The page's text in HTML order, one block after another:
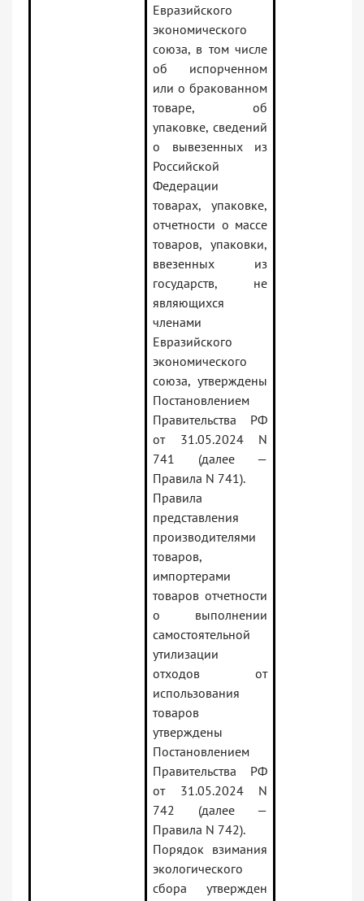
Евразийского
экономического
союза, в том числе
об испорченном
или о бракованном
товаре, об
упаковке, сведений
о вывезенных из
Российской
Федерации
товарах, упаковке,
отчетности о массе
товаров, упаковки,
ввезенных из
государств, не
являющихся
членами
Евразийского
экономического
союза, утверждены
Постановлением
Правительства РФ
от 31.05.2024 N
741 (далее —
Правила N 741).
Правила
представления
производителями
товаров,
импортерами
товаров отчетности
о выполнении
самостоятельной
утилизации
отходов от
использования
товаров
утверждены
Постановлением
Правительства РФ
от 31.05.2024 N
742 (далее —
Правила N 742).
Порядок взимания
экологического
сбора утвержден